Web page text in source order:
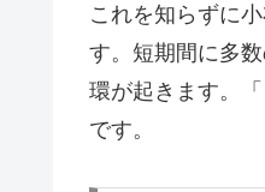
これを知らずに
す。短期間に多
環が起きます。
です。